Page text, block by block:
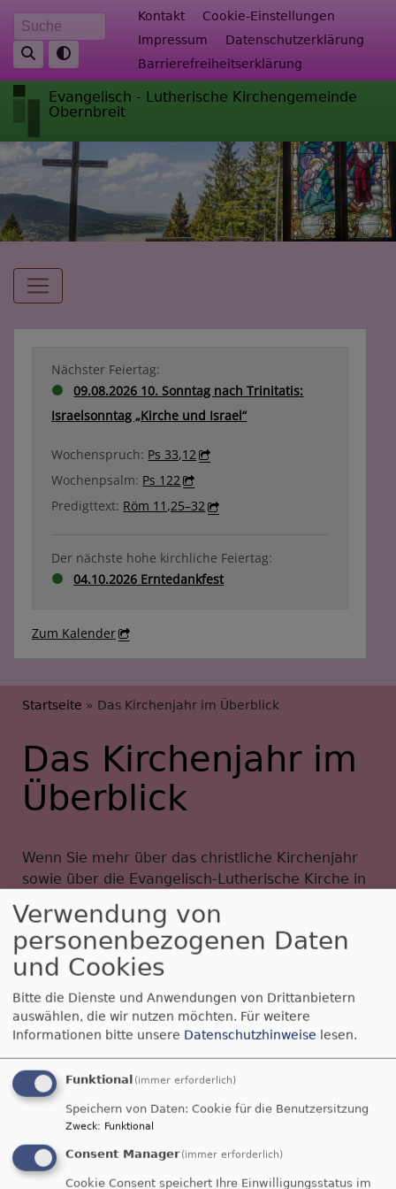
Direkt
zum
Inhalt
Suche Fußbereichsmenü
Kontakt
Cookie-Einstellungen
Impressum
Datenschutzerklärung
Barrierefreiheitserklärung
Evangelisch - Lutherische Kirchengemeinde
Obernbreit
Hauptnavigation
Nächster Feiertag:
09.08.2026 10. Sonntag nach Trinitatis:
Israelsonntag „Kirche und Israel“
Wochenspruch: Ps 33,12
Wochenpsalm: Ps 122
Predigttext: Röm 11,25–32
Der nächste hohe kirchliche Feiertag:
04.10.2026 Erntedankfest
Zum Kalender
Breadcrumb
Startseite Das Kirchenjahr im Überblick
Das Kirchenjahr im
Überblick
Wenn Sie mehr über das christliche Kirchenjahr
sowie über die Evangelisch-Lutherische Kirche in
Bayern erfahren möchten, klicken Sie
hier: https//www.bayern-evangelisch.de
Die nächsten Veranstaltungen
Obernbreit St. Burkard, Obernbreit
kein Gottesdienst in Obernbreit, bitte
besuchen Sie die Nachbargemeinden
Verwendung von
personenbezogenen Daten
und Cookies
Bitte die Dienste und Anwendungen von Drittanbietern
auswählen, die wir nutzen möchten. Für weitere
Informationen bitte unsere Datenschutzhinweise lesen.
Funktional (immer erforderlich)
Speichern von Daten: Cookie für die Benutzersitzung
Zweck: Funktional
Consent Manager (immer erforderlich)
Cookie Consent speichert Ihre Einwilligungsstatus im